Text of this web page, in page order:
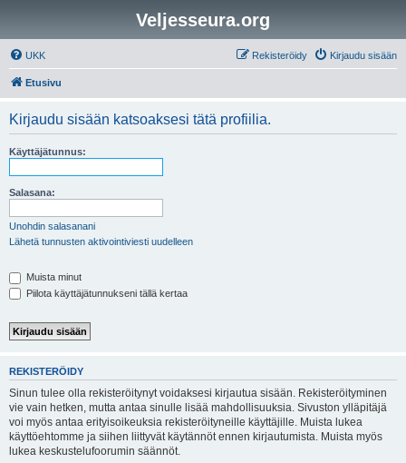
Veljesseura.org
UKK Kirjaudu sisään
Rekisteröidy
Etusivu
Kirjaudu sisään katsoaksesi tätä profiilia.
Käyttäjätunnus:
Salasana:
Unohdin salasanani
Lähetä tunnusten aktivointiviesti uudelleen
Muista minut
Piilota käyttäjätunnukseni tällä kertaa
REKISTERÖIDY
Sinun tulee olla rekisteröitynyt voidaksesi kirjautua sisään. Rekisteröityminen
vie vain hetken, mutta antaa sinulle lisää mahdollisuuksia. Sivuston ylläpitäjä
voi myös antaa erityisoikeuksia rekisteröityneille käyttäjille. Muista lukea
käyttöehtomme ja siihen liittyvät käytännöt ennen kirjautumista. Muista myös
lukea keskustelufoorumin säännöt.